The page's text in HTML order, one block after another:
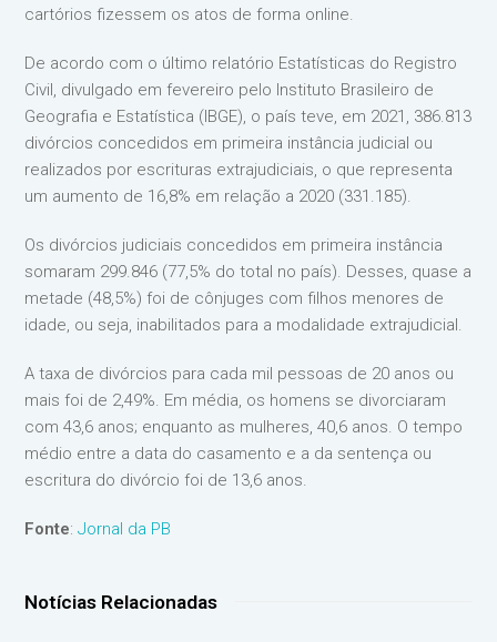
cartórios fizessem os atos de forma online.
De acordo com o último relatório Estatísticas do Registro
Civil, divulgado em fevereiro pelo Instituto Brasileiro de
Geografia e Estatística (IBGE), o país teve, em 2021, 386.813
divórcios concedidos em primeira instância judicial ou
realizados por escrituras extrajudiciais, o que representa
um aumento de 16,8% em relação a 2020 (331.185).
Os divórcios judiciais concedidos em primeira instância
somaram 299.846 (77,5% do total no país). Desses, quase a
metade (48,5%) foi de cônjuges com filhos menores de
idade, ou seja, inabilitados para a modalidade extrajudicial.
A taxa de divórcios para cada mil pessoas de 20 anos ou
mais foi de 2,49%. Em média, os homens se divorciaram
com 43,6 anos; enquanto as mulheres, 40,6 anos. O tempo
médio entre a data do casamento e a da sentença ou
escritura do divórcio foi de 13,6 anos.
Fonte:Jornal da PB
Notícias Relacionadas